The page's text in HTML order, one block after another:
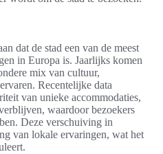
dat de stad een van de meest
in Europa is. Jaarlijks komen
mix van cultuur,
Recentelijke data
van unieke accommodaties,
waardoor bezoekers
Deze verschuiving in
van lokale ervaringen, wat het